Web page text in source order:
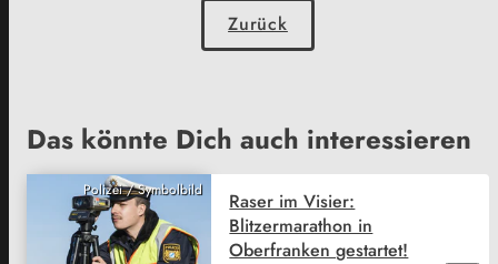
Zurück
Das könnte Dich auch interessieren
Polizei / Symbolbild
Raser im Visier:
Blitzermarathon in
Oberfranken gestartet!